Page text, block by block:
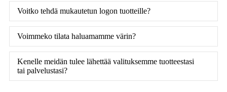
Voitko tehdä mukautetun logon tuotteille?
Voimmeko tilata haluamamme värin?
Kenelle meidän tulee lähettää valituksemme tuotteestasi
tai palvelustasi?